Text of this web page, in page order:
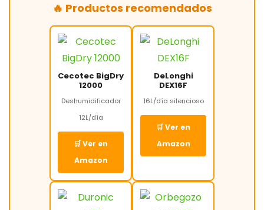
🔥 Productos recomendados
Cecotec BigDry
12000
Deshumidificador
12L/día
🛒 Ver en
Amazon
DeLonghi
DEX16F
16L/día silencioso
🛒 Ver en
Amazon